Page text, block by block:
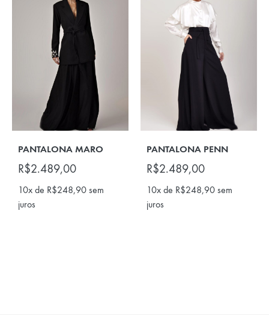
PANTALONA MARO
R$2.489,00
10x de R$248,90 sem
juros
PANTALONA PENN
R$2.489,00
10x de R$248,90 sem
juros